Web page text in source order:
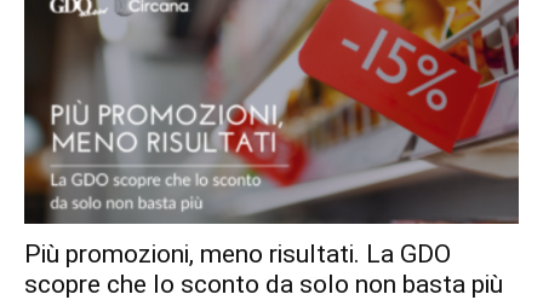
Più promozioni, meno risultati. La GDO
scopre che lo sconto da solo non basta più